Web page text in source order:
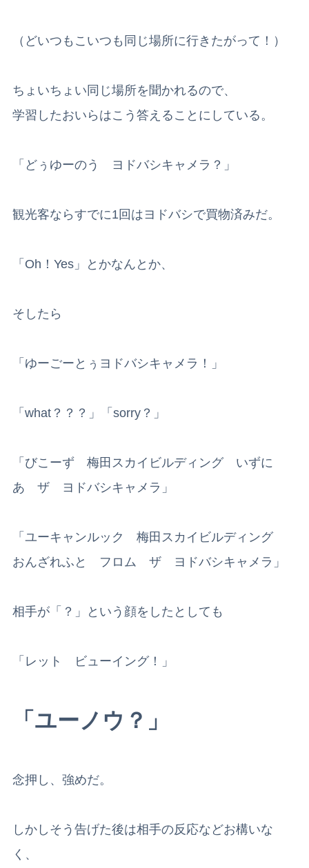
（どいつもこいつも同じ場所に行きたがって！）
ちょいちょい同じ場所を聞かれるので、
学習したおいらはこう答えることにしている。
「どぅゆーのう ヨドバシキャメラ？」
観光客ならすでに1回はヨドバシで買物済みだ。
「Oh！Yes」とかなんとか、
そしたら
「ゆーごーとぅヨドバシキャメラ！」
「what？？？」「sorry？」
「びこーず 梅田スカイビルディング いずに
あ ザ ヨドバシキャメラ」
「ユーキャンルック 梅田スカイビルディング
おんざれふと フロム ザ ヨドバシキャメラ」
相手が「？」という顔をしたとしても
「レット ビューイング！」
「ユーノウ？」
念押し、強めだ。
しかしそう告げた後は相手の反応などお構いな
く、